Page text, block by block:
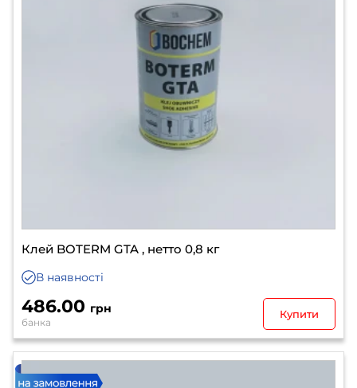
Клей BOTERM GTA , нетто 0,8 кг
В наявності
486.00 грн
банка
Купити